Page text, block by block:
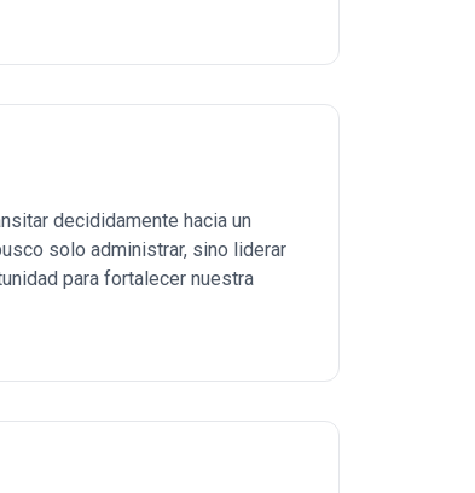
decididamente hacia un
solo administrar, sino liderar
para fortalecer nuestra